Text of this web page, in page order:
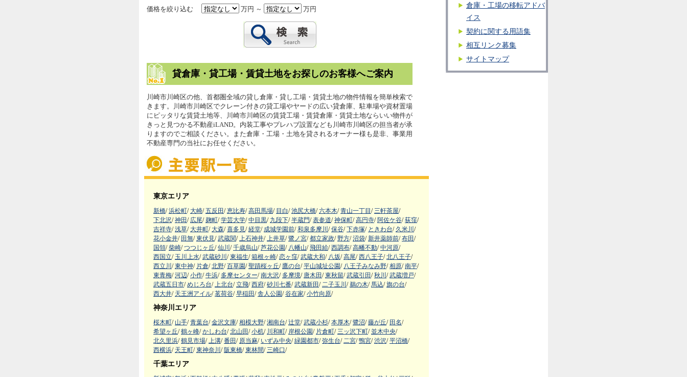
倉庫・工場の移転アドバ
イス
契約に関する用語集
相互リンク募集
サイトマップ
価格を絞り込む 万円 ～ 万円
貸倉庫・貸工場・賃貸土地をお探しのお客様へご案内
川崎市川崎区の他、首都圏全域の貸し倉庫・貸し工場・賃貸土地の物件情報を簡単検索で
きます。川崎市川崎区でクレーン付きの貸工場やヤードの広い貸倉庫、駐車場や資材置場
にピッタリな賃貸土地等、川崎市川崎区の賃貸工場・賃貸倉庫・賃貸土地ならいい物件が
きっと見つかる不動産iLAND。内装工事やプレハブ設置なども川崎市川崎区の担当者が承
りますのでご相談ください。また倉庫・工場・土地を貸されるオーナー様も是非、事業用
不動産専門の当社にお任せください。
東京エリア
新橋/ 浜松町/ 大崎/ 五反田/ 恵比寿/ 高田馬場/ 目白/ 池尻大橋/ 六本木/ 青山一丁目 / 三軒茶屋/
下北沢/ 神田/ 広尾/ 麹町/ 学芸大学/ 中目黒/ 九段下/ 半蔵門/ 表参道/ 神保町/ 高円寺/ 阿佐ケ谷/ 荻窪/
吉祥寺/ 浅草/ 大井町/ 大森/ 喜多見/ 経堂/ 成城学園前/ 和泉多摩川 / 保谷/ 下赤塚/ ときわ台/ 久米川 /
花小金井/ 田無/ 東伏見/ 武蔵関/ 上石神井/ 上井草/ 鷺ノ宮/ 都立家政/ 野方/ 沼袋/ 新井薬師前/ 布田/
国領/ 柴崎/ つつじヶ丘/ 仙川 / 千歳烏山/ 芦花公園/ 八幡山/ 飛田給/ 西調布/ 高幡不動/ 中河原/
西国立/ 玉川上水/ 武蔵砂川 / 東福生/ 箱根ヶ崎/ 恋ヶ窪/ 武蔵大和/ 八坂/ 高尾/ 西八王子/ 北八王子/
西立川 / 東中神/ 片倉/ 北野/ 百草園/ 聖蹟桜ヶ丘/ 鷹の台/ 平山城址公園/ 八王子みなみ野/ 相原/ 南平/
東青梅/ 河辺/ 小作/ 牛浜/ 多摩センター/ 南大沢/ 多摩境/ 唐木田/ 東秋留/ 武蔵引田/ 秋川 / 武蔵増戸/
武蔵五日市/ めじろ台/ 上北台/ 立飛/ 西府/ 砂川七番/ 武蔵新田/ 二子玉川 / 鵜の木/ 馬込/ 旗の台/
西大井/ 天王洲アイル/ 茗荷谷/ 早稲田/ 舎人公園/ 谷在家/ 小竹向原/
神奈川エリア
桜木町/ 山手/ 青葉台/ 金沢文庫/ 相模大野/ 湘南台/ 辻堂/ 武蔵小杉/ 本厚木/ 鷺沼/ 藤が丘/ 田名/
希望ヶ丘/ 鶴ヶ峰/ かしわ台/ 北山田/ 小机/ 川和町/ 岸根公園/ 片倉町/ 三ッ沢下町/ 並木中央/
北久里浜/ 鶴見市場/ 上溝/ 番田/ 原当麻/ いずみ中央/ 緑園都市/ 弥生台/ 二宮/ 鴨宮/ 渋沢/ 平沼橋/
西横浜/ 天王町/ 東神奈川 / 阪東橋/ 東林間/ 三崎口/
千葉エリア